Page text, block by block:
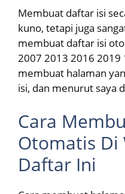
Membuat daftar isi
kuno, tetapi juga
membuat daftar isi
2007 2013 2016
membuat halaman
isi, dan menurut saya
Cara
Otomatis Di
Daftar Ini